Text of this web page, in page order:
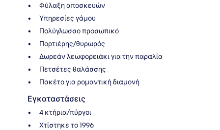
Φύλαξη αποσκευών
Υπηρεσίες γάμου
Πολύγλωσσο προσωπικό
Πορτιέρης/θυρωρός
Δωρεάν λεωφορειάκι για την παραλία
Πετσέτες θαλάσσης
Πακέτο για ρομαντική διαμονή
Εγκαταστάσεις
4 κτήρια/πύργοι
Χτίστηκε το 1996